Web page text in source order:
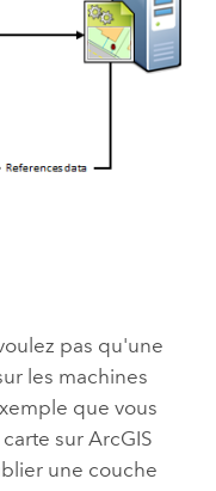
pas qu'une
les machines
que vous
sur ArcGIS
une couche